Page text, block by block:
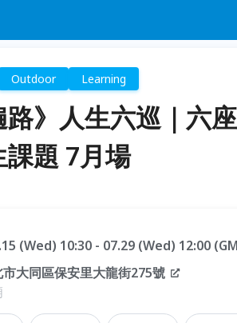
Outdoor Learning
路》人生六巡｜六
題 7月場
(Wed) 10:30 - 07.29 (Wed) 12:00
大同區保安里大龍街275號